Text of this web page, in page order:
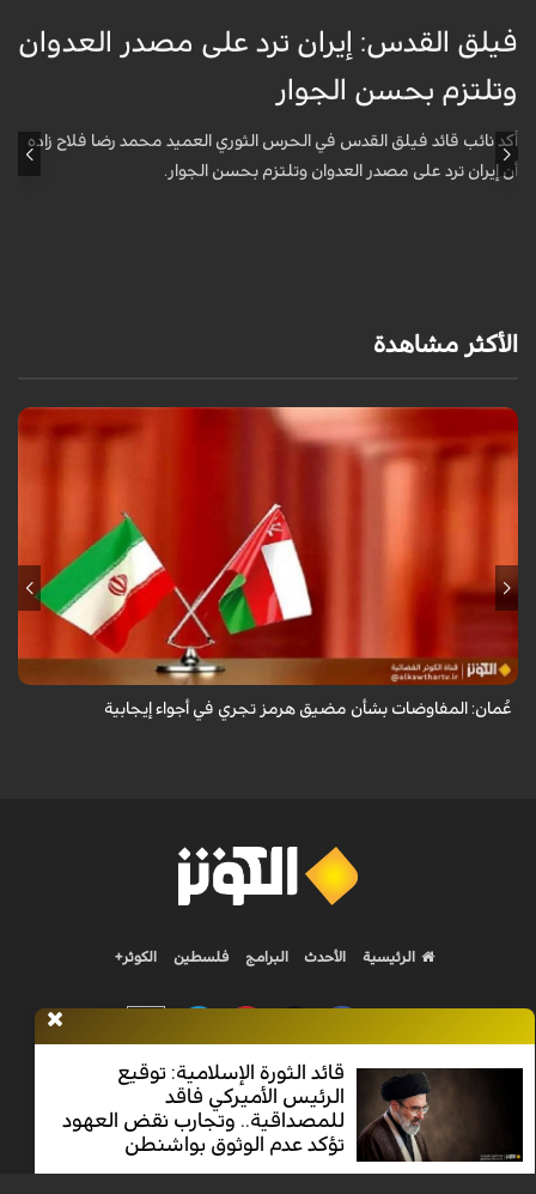
فيلق القدس: إيران ترد على مصدر العدوان
وتلتزم بحسن الجوار
أكد نائب قائد فيلق القدس في الحرس الثوري العميد محمد رضا فلاح زاده
أن إيران ترد على مصدر العدوان وتلتزم بحسن الجوار.
الأكثر مشاهدة
أعلنت وزارة الخارجية العُمانية أن المفاوضات الجارية بشأن مضيق هرمز تجري
عُمان: المفاوضات بشأن مضيق هرمز تجري في أجواء إيجابية
قائد الثورة الإسلامية: توقيع
الرئيس الأميركي فاقد
للمصداقية.. وتجارب نقض العهود
تؤكد عدم الوثوق بواشنطن
الرئيسية الأحدث البرامج فلسطين الكوثر+
Nilesat 11900 V | Badr 8 11747 V | Badr5 12284 V